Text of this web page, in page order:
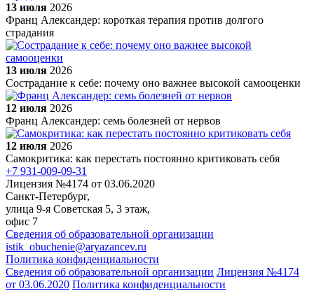
13 июля 2026
Франц Александер: короткая терапия против долгого
страдания
13 июля 2026
Сострадание к себе: почему оно важнее высокой самооценки
12 июля 2026
Франц Александер: семь болезней от нервов
12 июля 2026
Самокритика: как перестать постоянно критиковать себя
+7 931-009-09-31
Лицензия №4174 от 03.06.2020
Санкт-Петербург,
улица 9-я Советская 5​, 3 этаж,
офис 7
Сведения об образовательной организации
istik_obuchenie@aryazancev.ru
Политика конфиденциальности
Сведения об образовательной организации Лицензия №4174
от 03.06.2020 Политика конфиденциальности